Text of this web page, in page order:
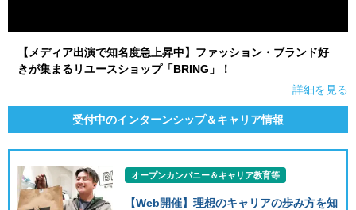
【メディア出演で知名度急上昇中】ファッション・ブランド好
きが集まるリユースショップ「BRING」！
詳細を見る
受付中のインターンシップ＆キャリア情報
オープンカンパニー＆キャリア教育等
【Web開催】理想のキャリアの歩み方を知